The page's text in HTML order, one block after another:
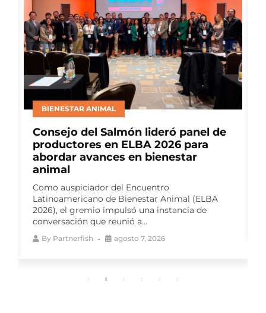
BIENESTAR ANIMAL
Consejo del Salmón lideró panel de
productores en ELBA 2026 para
abordar avances en bienestar
animal
Como auspiciador del Encuentro
Latinoamericano de Bienestar Animal (ELBA
2026), el gremio impulsó una instancia de
conversación que reunió a...
By Partnerfish agosto 7, 2026